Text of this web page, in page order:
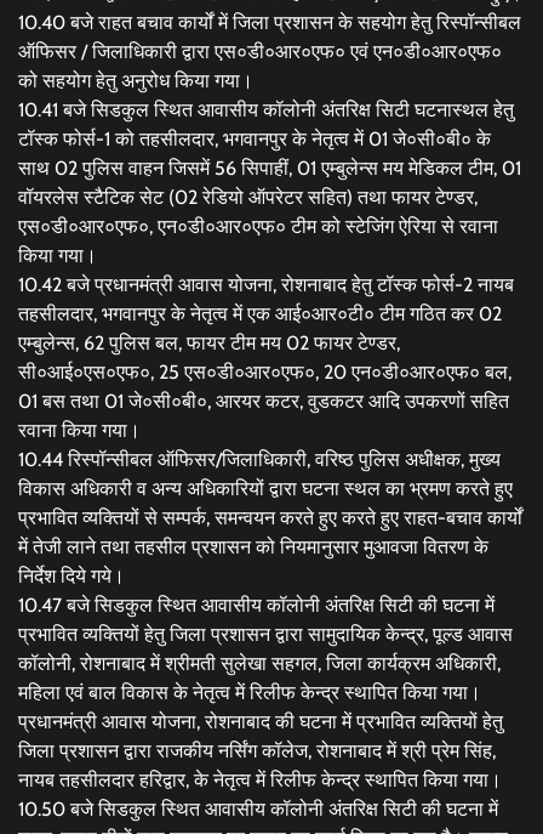
10.40 बजे राहत बचाव कार्यों में जिला प्रशासन के सहयोग हेतु रिस्पॉन्सीबल
ऑफिसर / जिलाधिकारी द्वारा एस०डी०आर०एफ० एवं एन०डी०आर०एफ०
को सहयोग हेतु अनुरोध किया गया।
10.41 बजे सिडकुल स्थित आवासीय कॉलोनी अंतरिक्ष सिटी घटनास्थल हेतु
टॉस्क फोर्स-1 को तहसीलदार, भगवानपुर के नेतृत्व में 01 जे०सी०बी० के
साथ 02 पुलिस वाहन जिसमें 56 सिपाहीं, 01 एम्बुलेन्स मय मेडिकल टीम, 01
वॉयरलेस स्टैटिक सेट (02 रेडियो ऑपरेटर सहित) तथा फायर टेण्डर,
एस०डी०आर०एफ०, एन०डी०आर०एफ० टीम को स्टेजिंग ऐरिया से रवाना
किया गया।
10.42 बजे प्रधानमंत्री आवास योजना, रोशनाबाद हेतु टॉस्क फोर्स-2 नायब
तहसीलदार, भगवानपुर के नेतृत्व में एक आई०आर०टी० टीम गठित कर 02
एम्बुलेन्स, 62 पुलिस बल, फायर टीम मय 02 फायर टेण्डर,
सी०आई०एस०एफ०, 25 एस०डी०आर०एफ०, 20 एन०डी०आर०एफ० बल,
01 बस तथा 01 जे०सी०बी०, आरयर कटर, वुडकटर आदि उपकरणों सहित
रवाना किया गया।
10.44 रिस्पॉन्सीबल ऑफिसर/जिलाधिकारी, वरिष्ठ पुलिस अधीक्षक, मुख्य
विकास अधिकारी व अन्य अधिकारियों द्वारा घटना स्थल का भ्रमण करते हुए
प्रभावित व्यक्तियों से सम्पर्क, समन्वयन करते हुए करते हुए राहत-बचाव कार्यों
में तेजी लाने तथा तहसील प्रशासन को नियमानुसार मुआवजा वितरण के
निर्देश दिये गये।
10.47 बजे सिडकुल स्थित आवासीय कॉलोनी अंतरिक्ष सिटी की घटना में
प्रभावित व्यक्तियों हेतु जिला प्रशासन द्वारा सामुदायिक केन्द्र, पूल्ड आवास
कॉलोनी, रोशनाबाद में श्रीमती सुलेखा सहगल, जिला कार्यक्रम अधिकारी,
महिला एवं बाल विकास के नेतृत्व में रिलीफ केन्द्र स्थापित किया गया।
प्रधानमंत्री आवास योजना, रोशनाबाद की घटना में प्रभावित व्यक्तियों हेतु
जिला प्रशासन द्वारा राजकीय नर्सिंग कॉलेज, रोशनाबाद में श्री प्रेम सिंह,
नायब तहसीलदार हरिद्वार, के नेतृत्व में रिलीफ केन्द्र स्थापित किया गया।
10.50 बजे सिडकुल स्थित आवासीय कॉलोनी अंतरिक्ष सिटी की घटना में